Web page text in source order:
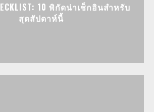
10 พิกัดน่าเช็กอินสำหรับ
สุดสัปดาห์นี้